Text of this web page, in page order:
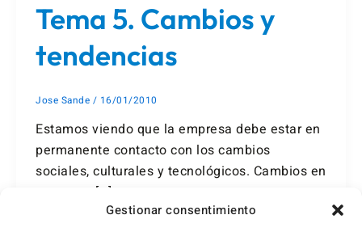
Gestionar consentimiento
Tema 5. Cambios y
tendencias
Jose Sande / 16/01/2010
Estamos viendo que la empresa debe estar en
permanente contacto con los cambios
sociales, culturales y tecnológicos. Cambios en
consumo […]